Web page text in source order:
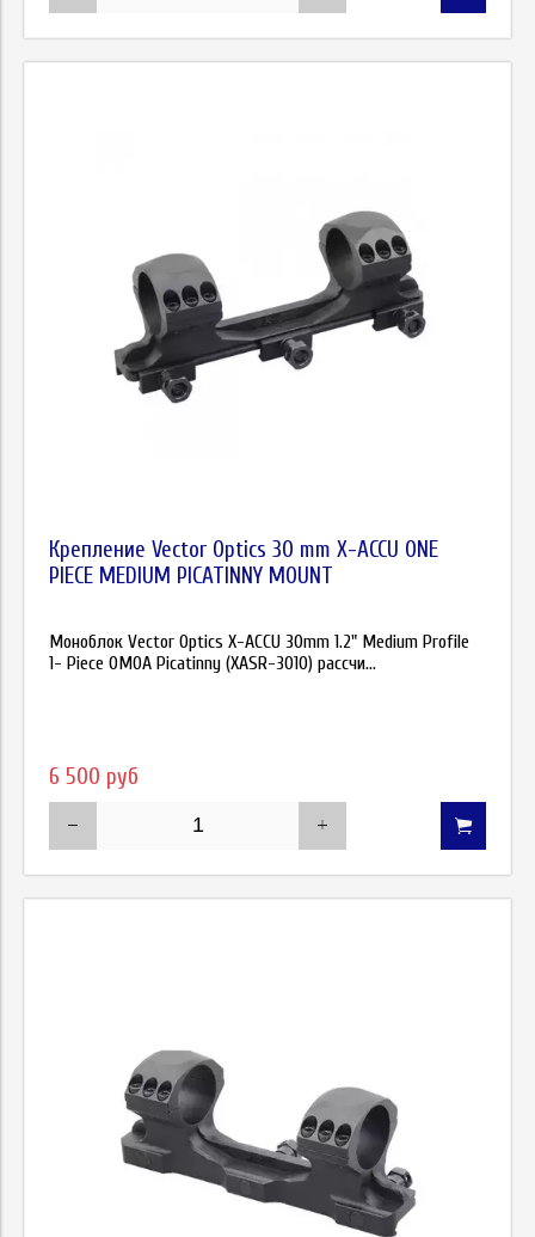
Крепление Vector Optics 30 mm X-ACCU ONE
PIECE MEDIUM PICATINNY MOUNT
Моноблок Vector Optics X-ACCU 30mm 1.2" Medium Profile
1- Piece 0MOA Picatinny (XASR-3010) рассчи...
6 500 руб